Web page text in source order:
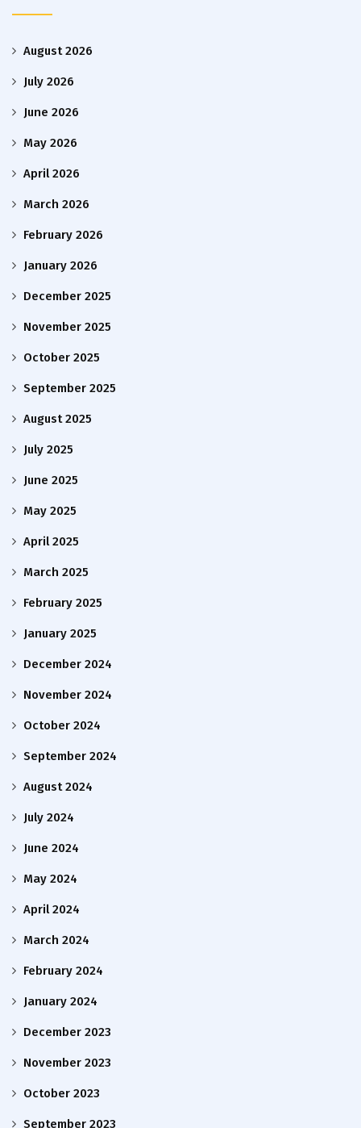
August 2026
July 2026
June 2026
May 2026
April 2026
March 2026
February 2026
January 2026
December 2025
November 2025
October 2025
September 2025
August 2025
July 2025
June 2025
May 2025
April 2025
March 2025
February 2025
January 2025
December 2024
November 2024
October 2024
September 2024
August 2024
July 2024
June 2024
May 2024
April 2024
March 2024
February 2024
January 2024
December 2023
November 2023
October 2023
September 2023